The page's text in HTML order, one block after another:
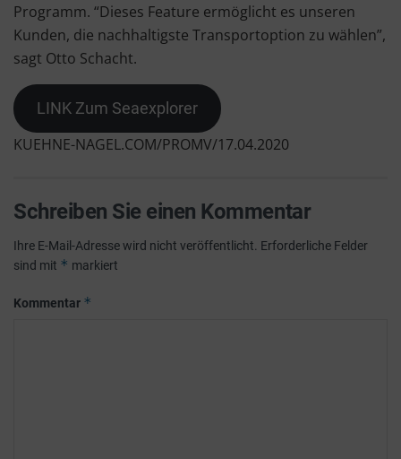
Programm. “Dieses Feature ermöglicht es unseren
Kunden, die nachhaltigste Transportoption zu wählen”,
sagt Otto Schacht.
LINK Zum Seaexplorer
KUEHNE-NAGEL.COM/PROMV/17.04.2020
Schreiben Sie einen Kommentar
Ihre E-Mail-Adresse wird nicht veröffentlicht. Erforderliche Felder
sind mit * markiert
Kommentar *